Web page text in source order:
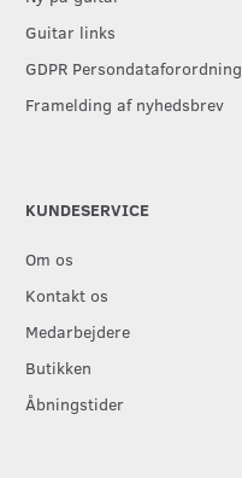
Guitar links
GDPR Persondataforordning
Framelding af nyhedsbrev
KUNDESERVICE
Om os
Kontakt os
Medarbejdere
Butikken
Åbningstider